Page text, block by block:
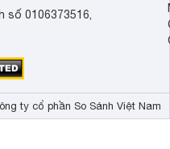
số 0106373516,
ty cổ phần So Sánh Việt Nam